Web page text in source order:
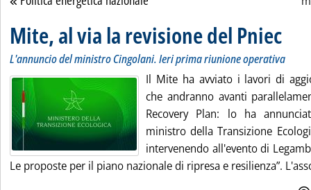
Mite, al via la revisione del Pniec
L'annuncio del ministro Cingolani. Ieri prima riunione operativa
Il Mite ha avviato i lavori di
che andranno avanti
Recovery Plan: lo ha
ministro della Transizione
intervenendo all'evento di
Le proposte per il piano nazionale di ripresa e resilienza”.